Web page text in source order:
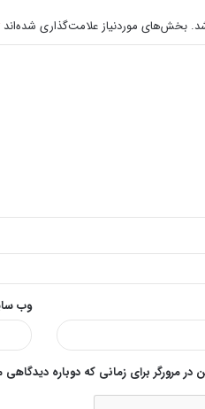
بخش‌های موردنیاز علامت‌گذاری شده‌اند
وب‌
در مرورگر برای زمانی که دوباره